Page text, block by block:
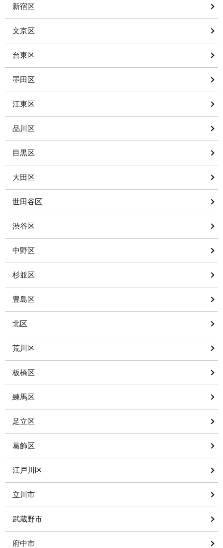
新宿区
文京区
台東区
墨田区
江東区
品川区
目黒区
大田区
世田谷区
渋谷区
中野区
杉並区
豊島区
北区
荒川区
板橋区
練馬区
足立区
葛飾区
江戸川区
立川市
武蔵野市
府中市